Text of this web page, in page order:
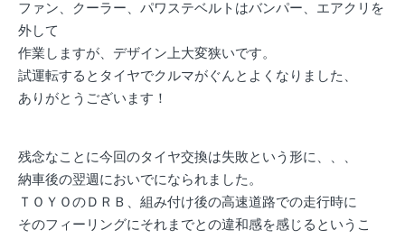
ファン、クーラー、パワステベルトはバンパー、エアクリを
外して
作業しますが、デザイン上大変狭いです。
試運転するとタイヤでクルマがぐんとよくなりました、
ありがとうございます！
残念なことに今回のタイヤ交換は失敗という形に、、、
納車後の翌週においでになられました。
ＴＯＹＯのＤＲＢ、組み付け後の高速道路での走行時に
そのフィーリングにそれまでとの違和感を感じるというこ